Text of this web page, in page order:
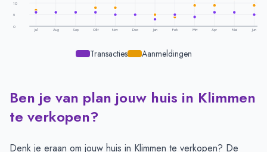
10
5
0
Jul Aug Sep Okt Nov Dec Jan Feb Mrt Apr Mei Jun
Transacties Aanmeldingen
Transacties en aanmeldingen per maand - Klimmen
Maand
Transacties
Juli
6
Augustus
Ben je van plan jouw huis in Klimmen
te verkopen?
Denk je eraan om jouw huis in Klimmen te verkopen? De